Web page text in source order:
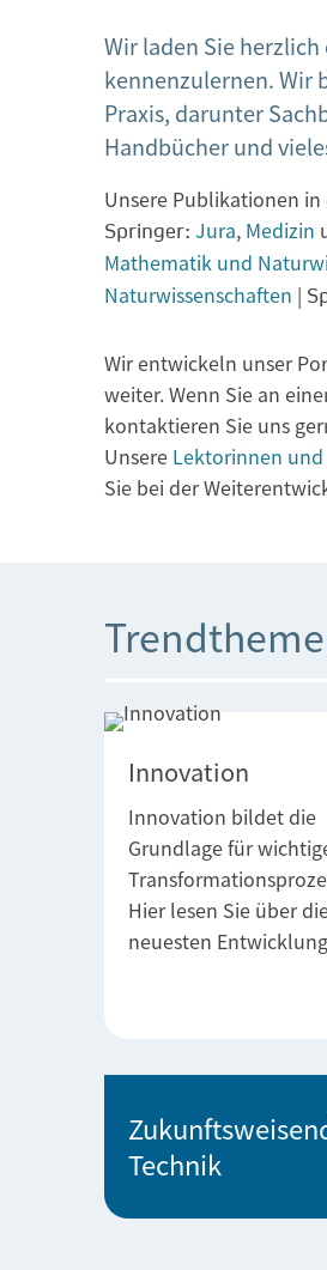
Wir laden Sie
kennenzulernen. Wir
Praxis, darunter
Handbücher und
Unsere Publikationen
Springer: Jura, Medizin
Mathematik und
Naturwissenschaften |
Wir entwickeln unser
weiter. Wenn Sie an
kontaktieren Sie uns
Unsere Lektorinnen
Sie bei der
Innovation
Innovation bildet die
Grundlage für
Hier lesen Sie über
neuesten
Technik